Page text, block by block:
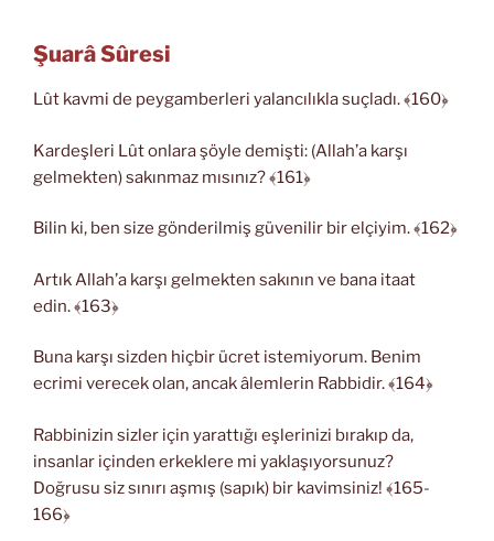
Şuarâ Sûresi
Lût kavmi de peygamberleri yalancılıkla suçladı. ﴾160﴿
Kardeşleri Lût onlara şöyle demişti: (Allah’a karşı
gelmekten) sakınmaz mısınız? ﴾161﴿
Bilin ki, ben size gönderilmiş güvenilir bir elçiyim. ﴾162﴿
Artık Allah’a karşı gelmekten sakının ve bana itaat
edin. ﴾163﴿
Buna karşı sizden hiçbir ücret istemiyorum. Benim
ecrimi verecek olan, ancak âlemlerin Rabbidir. ﴾164﴿
Rabbinizin sizler için yarattığı eşlerinizi bırakıp da,
insanlar içinden erkeklere mi yaklaşıyorsunuz?
Doğrusu siz sınırı aşmış (sapık) bir kavimsiniz! ﴾165-
166﴿